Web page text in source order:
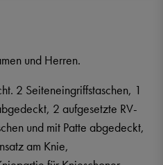
und Herren.
2 Seiteneingriffstaschen, 1
2 aufgesetzte RV-
und mit Patte abgedeckt,
am Knie,